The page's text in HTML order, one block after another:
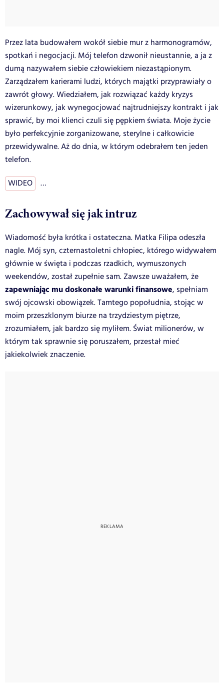
Przez lata budowałem wokół siebie mur z harmonogramów,
spotkań i negocjacji. Mój telefon dzwonił nieustannie, a ja z
dumą nazywałem siebie człowiekiem niezastąpionym.
Zarządzałem karierami ludzi, których majątki przyprawiały o
zawrót głowy. Wiedziałem, jak rozwiązać każdy kryzys
wizerunkowy, jak wynegocjować najtrudniejszy kontrakt i jak
sprawić, by moi klienci czuli się pępkiem świata. Moje życie
było perfekcyjnie zorganizowane, sterylne i całkowicie
przewidywalne. Aż do dnia, w którym odebrałem ten jeden
telefon.
WIDEO …
Zachowywał się jak intruz
Wiadomość była krótka i ostateczna. Matka Filipa odeszła
nagle. Mój syn, czternastoletni chłopiec, którego widywałem
głównie w święta i podczas rzadkich, wymuszonych
weekendów, został zupełnie sam. Zawsze uważałem, że
zapewniając mu doskonałe warunki finansowe, spełniam
swój ojcowski obowiązek. Tamtego popołudnia, stojąc w
moim przeszklonym biurze na trzydziestym piętrze,
zrozumiałem, jak bardzo się myliłem. Świat milionerów, w
którym tak sprawnie się poruszałem, przestał mieć
jakiekolwiek znaczenie.